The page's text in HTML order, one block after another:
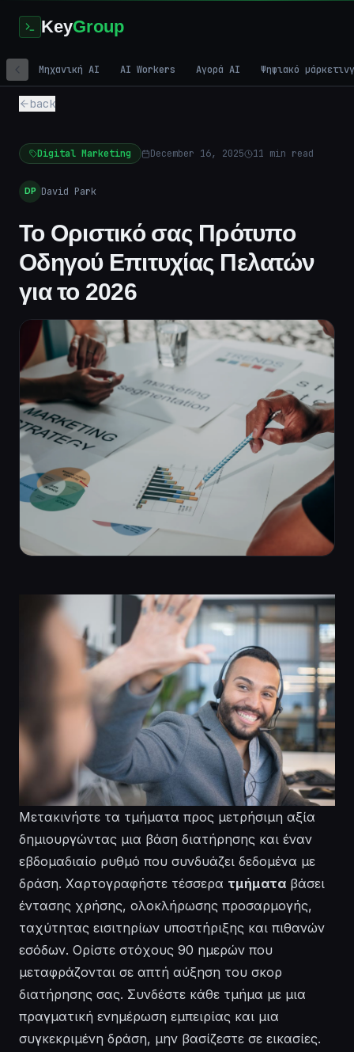
KeyGroup
Μηχανική AI AI Workers Αγορά AI Ψηφιακό
back
Digital Marketing December 16, 2025 11 min read
DP David Park
Το Οριστικό σας Πρότυπο
Οδηγού Επιτυχίας Πελατών
για το 2026
Μετακινήστε τα τμήματα προς μετρήσιμη αξία
δημιουργώντας μια βάση διατήρησης και έναν
εβδομαδιαίο ρυθμό που συνδυάζει δεδομένα με
δράση. Χαρτογραφήστε τέσσερα τμήματα βάσει
έντασης χρήσης, ολοκλήρωσης προσαρμογής,
ταχύτητας εισιτηρίων υποστήριξης και πιθανών
εσόδων. Ορίστε στόχους 90 ημερών που
μεταφράζονται σε απτή αύξηση του σκορ
διατήρησης σας. Συνδέστε κάθε τμήμα με μια
πραγματική ενημέρωση εμπειρίας και μια
συγκεκριμένη δράση, μην βασίζεστε σε εικασίες.